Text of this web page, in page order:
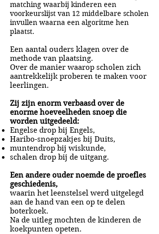
matching waarbij kinderen een
voorkeurslijst van 12 middelbare scholen
invullen waarna een algoritme hen
plaatst.
Een aantal ouders klagen over de
methode van plaatsing.
Over de manier waarop scholen zich
aantrekkelijk proberen te maken voor
leerlingen.
Zij zijn enorm verbaasd over de
enorme hoeveelheden snoep die
worden uitgedeeld:
Engelse drop bij Engels,
Haribo-snoepzakjes bij Duits,
muntendrop bij wiskunde,
schalen drop bij de uitgang.
Een andere ouder noemde de proefles
geschiedenis,
waarin het leenstelsel werd uitgelegd
aan de hand van een op te delen
boterkoek.
Na de uitleg mochten de kinderen de
koekpunten opeten.